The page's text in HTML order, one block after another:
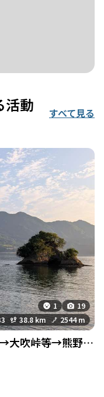
活動
すべて見る
1
19
38.8 km 2544 m
八鬼山→曽根次郎坂→二木島峠→大吹峠等→熊野市駅まで